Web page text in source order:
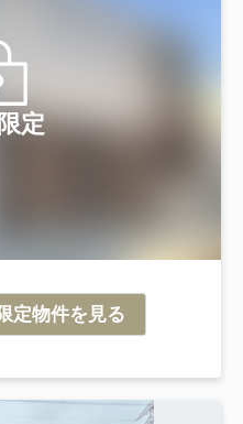
定
定物件を見る